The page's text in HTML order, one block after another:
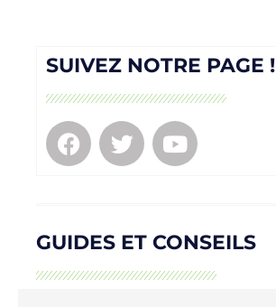
SUIVEZ NOTRE PAGE !
GUIDES ET CONSEILS